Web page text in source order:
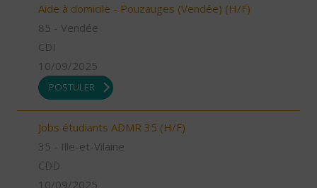
Aide à domicile - Pouzauges (Vendée) (H/F)
85 - Vendée
CDI
10/09/2025
POSTULER
Jobs étudiants ADMR 35 (H/F)
35 - Ille-et-Vilaine
CDD
10/09/2025